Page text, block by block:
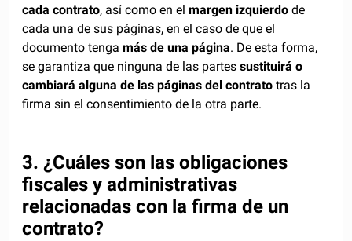
cada contrato, así como en elmargen izquierdo de
cada una de sus páginas, en el caso de que el
documento tengamás de una página. De esta forma,
se garantiza que ninguna de las partes sustituirá o
cambiará alguna de las páginas del contrato tras la
firma sin el consentimiento de la otra parte.
3. ¿Cuáles son las obligaciones
fiscales y administrativas
relacionadas con la firma de un
contrato?